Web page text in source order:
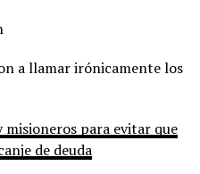
a llamar irónicamente los
para evitar que
de deuda